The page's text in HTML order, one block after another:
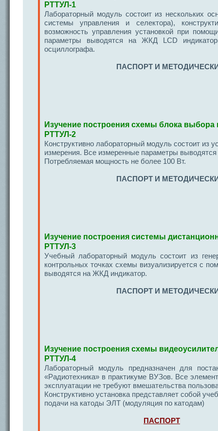
РТТУЛ-1
Лабораторный модуль состоит из нескольких
системы управления и селектора),
возможность управления установкой при
параметры выводятся на ЖКД LCD
осциллографа.
ПАСПОРТ И
Изучение построения схемы блока выбора
РТТУЛ-2
Конструктивно лабораторный модуль состоит из
измерения. Все измеренные параметры
Потребляемая мощность не более 100 Вт.
ПАСПОРТ И
Изучение построения системы
РТТУЛ-3
Учебный лабораторный модуль состоит из
контрольных точках схемы визуализируется с
выводятся на ЖКД индикатор.
ПАСПОРТ И
Изучение построения схемы
РТТУЛ-4
Лабораторный модуль предназначен для
«Радиотехника» в практикуме ВУЗов. Все
эксплуатации не требуют вмешательства
Конструктивно установка представляет собой
подачи на катоды ЭЛТ (модуляция по катодам)
ПАСПОРТ